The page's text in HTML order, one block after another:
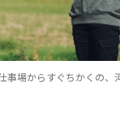
事場からすぐちかくの、